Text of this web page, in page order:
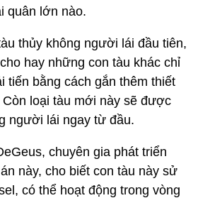
quân lớn nào.
thủy không người lái đầu tiên,
hay những con tàu khác chỉ
tiến bằng cách gắn thêm thiết
loại tàu mới này sẽ được
người lái ngay từ đầu.
chuyên gia phát triển
này, cho biết con tàu này sử
có thể hoạt động trong vòng